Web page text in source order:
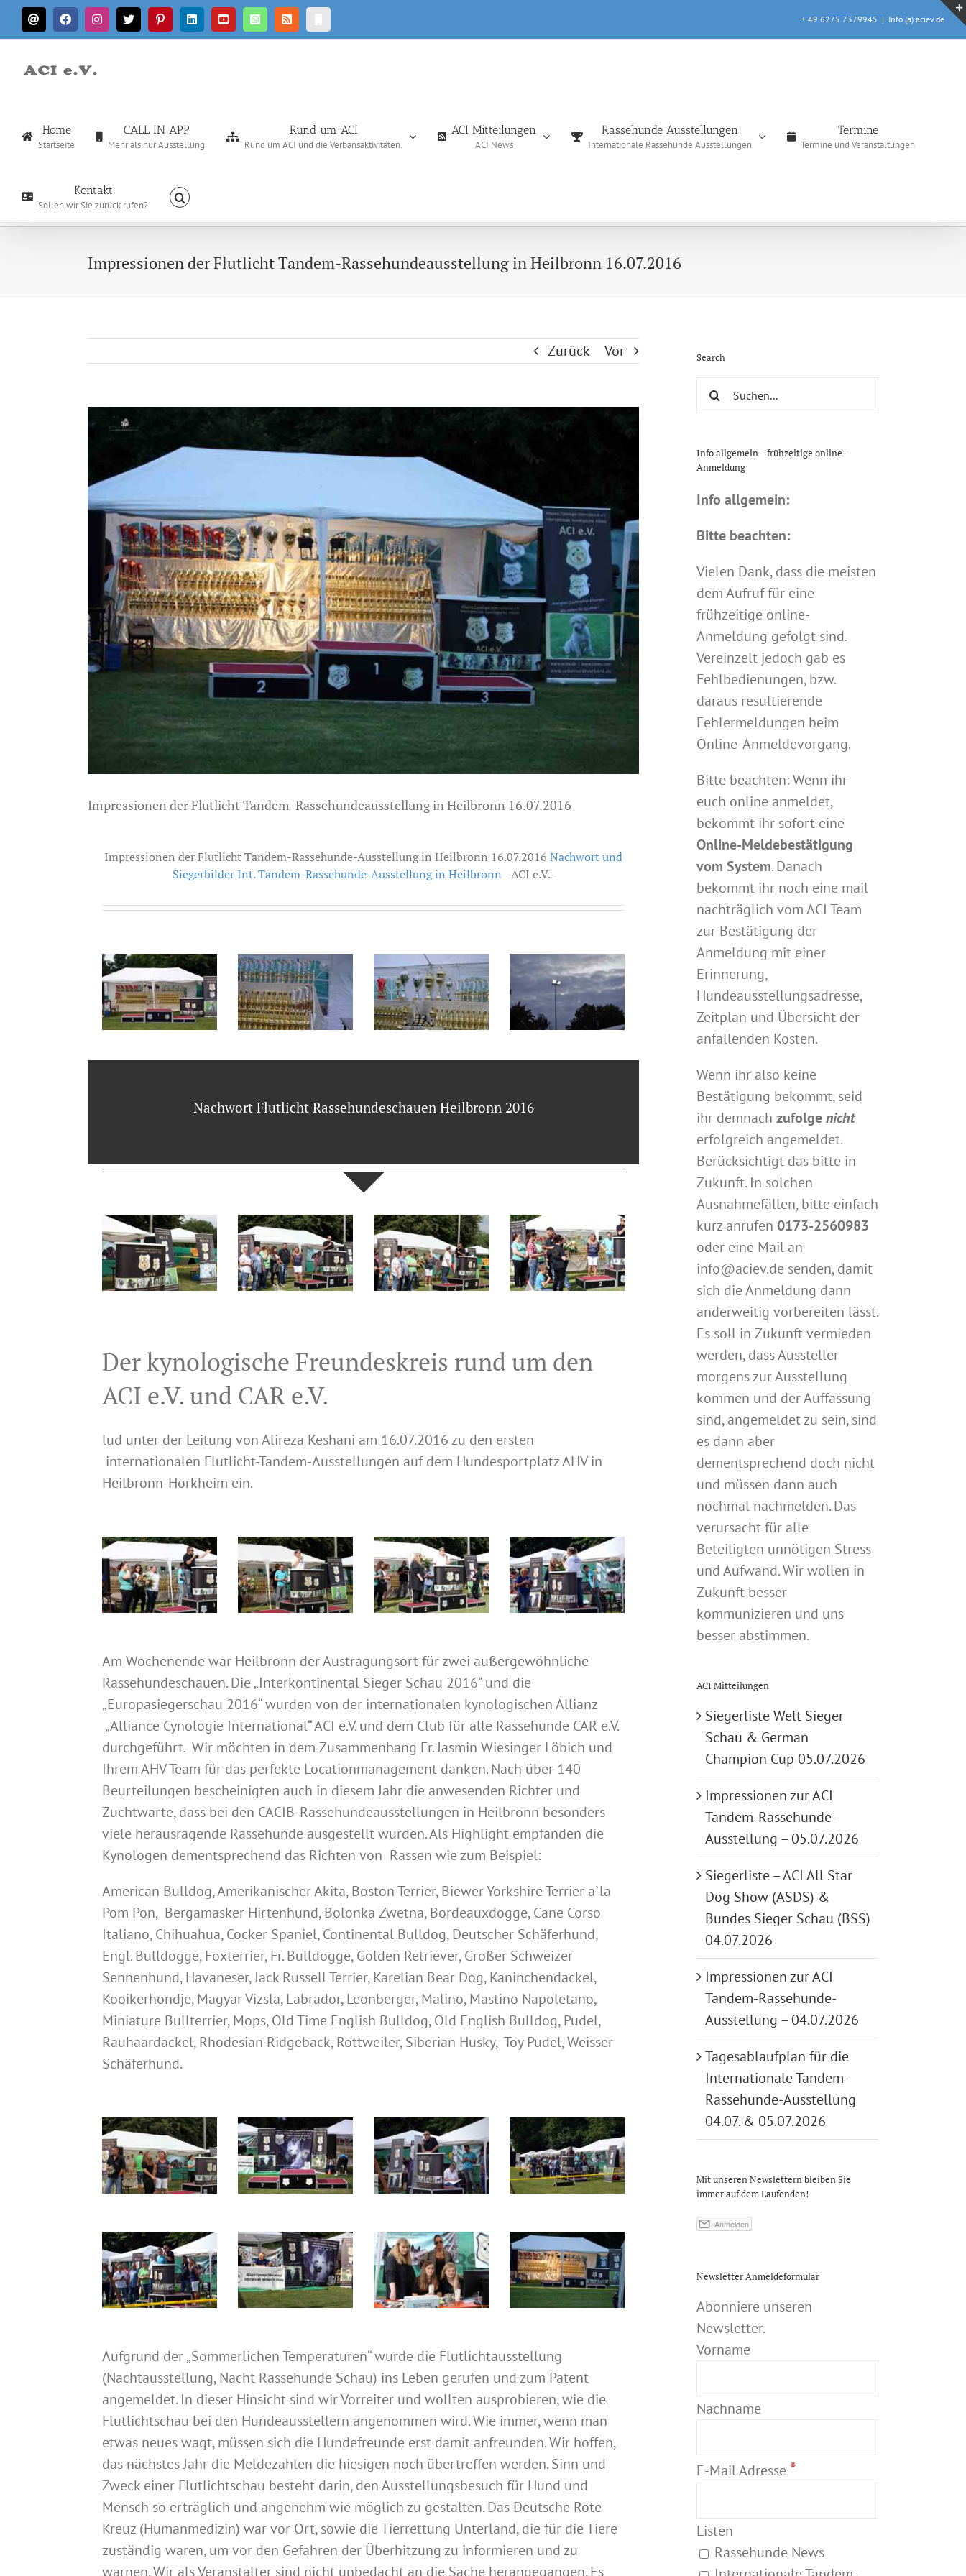
Zum
InhaltE-
Mail
FacebookInstagram
X PinterestLinkedInYouTubeWhatsApp
Rss
IN
+ 49 6275 7379945 | Info (a) aciev.de
Home
Startseite
CALL IN APP
Mehr als nur Ausstellung
Rund um ACI
Rund um ACI und die Verbansaktivitäten.
ACI Mitteilungen
ACI News
Rassehunde Ausstellungen
Internationale Rassehunde Ausstellungen
Termine
Termine und Veranstaltungen
Kontakt
Sollen wir Sie zurück rufen?
Impressionen der Flutlicht Tandem-Rassehundeausstellung in Heilbronn 16.07.2016
Zurück Vor
Zeige
Impressionen der Flutlicht Tandem-Rassehundeausstellung in Heilbronn 16.07.2016
Impressionen der Flutlicht Tandem-Rassehunde-Ausstellung in Heilbronn 16.07.2016 Nachwort und
Siegerbilder Int. Tandem-Rassehunde-Ausstellung in Heilbronn -ACI e.V.-
Nachwort Flutlicht Rassehundeschauen Heilbronn 2016
Der kynologische Freundeskreis rund um den
ACI e.V. und CAR e.V.
lud unter der Leitung von Alireza Keshani am 16.07.2016 zu den ersten
internationalen Flutlicht-Tandem-Ausstellungen auf dem Hundesportplatz AHV in
Heilbronn-Horkheim ein.
Am Wochenende war Heilbronn der Austragungsort für zwei außergewöhnliche
Rassehundeschauen. Die „Interkontinental Sieger Schau 2016“ und die
„Europasiegerschau 2016“ wurden von der internationalen kynologischen Allianz
„Alliance Cynologie International“ ACI e.V. und dem Club für alle Rassehunde CAR e.V.
durchgeführt. Wir möchten in dem Zusammenhang Fr. Jasmin Wiesinger Löbich und
Ihrem AHV Team für das perfekte Locationmanagement danken. Nach über 140
Beurteilungen bescheinigten auch in diesem Jahr die anwesenden Richter und
Zuchtwarte, dass bei den CACIB-Rassehundeausstellungen in Heilbronn besonders
viele herausragende Rassehunde ausgestellt wurden. Als Highlight empfanden die
Kynologen dementsprechend das Richten von Rassen wie zum Beispiel:
American Bulldog, Amerikanischer Akita, Boston Terrier, Biewer Yorkshire Terrier a`la
Pom Pon, Bergamasker Hirtenhund, Bolonka Zwetna, Bordeauxdogge, Cane Corso
Italiano, Chihuahua, Cocker Spaniel, Continental Bulldog, Deutscher Schäferhund,
Engl. Bulldogge, Foxterrier, Fr. Bulldogge, Golden Retriever, Großer Schweizer
Sennenhund, Havaneser, Jack Russell Terrier, Karelian Bear Dog, Kaninchendackel,
Kooikerhondje, Magyar Vizsla, Labrador, Leonberger, Malino, Mastino Napoletano,
Miniature Bullterrier, Mops, Old Time English Bulldog, Old English Bulldog, Pudel,
Rauhaardackel, Rhodesian Ridgeback, Rottweiler, Siberian Husky, Toy Pudel, Weisser
Schäferhund.
Aufgrund der „Sommerlichen Temperaturen“ wurde die Flutlichtausstellung
(Nachtausstellung, Nacht Rassehunde Schau) ins Leben gerufen und zum Patent
angemeldet. In dieser Hinsicht sind wir Vorreiter und wollten ausprobieren, wie die
Flutlichtschau bei den Hundeausstellern angenommen wird. Wie immer, wenn man
etwas neues wagt, müssen sich die Hundefreunde erst damit anfreunden. Wir hoffen,
das nächstes Jahr die Meldezahlen die hiesigen noch übertreffen werden. Sinn und
Zweck einer Flutlichtschau besteht darin, den Ausstellungsbesuch für Hund und
Mensch so erträglich und angenehm wie möglich zu gestalten. Das Deutsche Rote
Kreuz (Humanmedizin) war vor Ort, sowie die Tierrettung Unterland, die für die Tiere
zuständig waren, um vor den Gefahren der Überhitzung zu informieren und zu
warnen. Wir als Veranstalter sind nicht unbedacht an die Sache herangegangen. Es
Search
Suche
Info allgemein – frühzeitige online-
Anmeldung
Info allgemein:
Bitte beachten:
Vielen Dank, dass die meisten
dem Aufruf für eine
frühzeitige online-
Anmeldung gefolgt sind.
Vereinzelt jedoch gab es
Fehlbedienungen, bzw.
daraus resultierende
Fehlermeldungen beim
Online-Anmeldevorgang.
Bitte beachten: Wenn ihr
euch online anmeldet,
bekommt ihr sofort eine
Online-Meldebestätigung
vom System. Danach
bekommt ihr noch eine mail
nachträglich vom ACI Team
zur Bestätigung der
Anmeldung mit einer
Erinnerung,
Hundeausstellungsadresse,
Zeitplan und Übersicht der
anfallenden Kosten.
Wenn ihr also keine
Bestätigung bekommt, seid
ihr demnach zufolgenicht
erfolgreich angemeldet.
Berücksichtigt das bitte in
Zukunft. In solchen
Ausnahmefällen, bitte einfach
kurz anrufen 0173-2560983
oder eine Mail an
info@aciev.de senden, damit
sich die Anmeldung dann
anderweitig vorbereiten lässt.
Es soll in Zukunft vermieden
werden, dass Aussteller
morgens zur Ausstellung
kommen und der Auffassung
sind, angemeldet zu sein, sind
es dann aber
dementsprechend doch nicht
und müssen dann auch
nochmal nachmelden. Das
verursacht für alle
Beteiligten unnötigen Stress
und Aufwand. Wir wollen in
Zukunft besser
kommunizieren und uns
besser abstimmen.
ACI Mitteilungen
Siegerliste Welt Sieger
Schau & German
Champion Cup 05.07.2026
Impressionen zur ACI
Tandem-Rassehunde-
Ausstellung – 05.07.2026
Siegerliste – ACI All Star
Dog Show (ASDS) &
Bundes Sieger Schau (BSS)
04.07.2026
Impressionen zur ACI
Tandem-Rassehunde-
Ausstellung – 04.07.2026
Tagesablaufplan für die
Internationale Tandem-
Rassehunde-Ausstellung
04.07. & 05.07.2026
Mit unseren Newslettern bleiben Sie
immer auf dem Laufenden!
Newsletter Anmeldeformular
Abonniere unseren
Newsletter.
Vorname
Nachname
E-Mail Adresse *
Listen
Rassehunde News